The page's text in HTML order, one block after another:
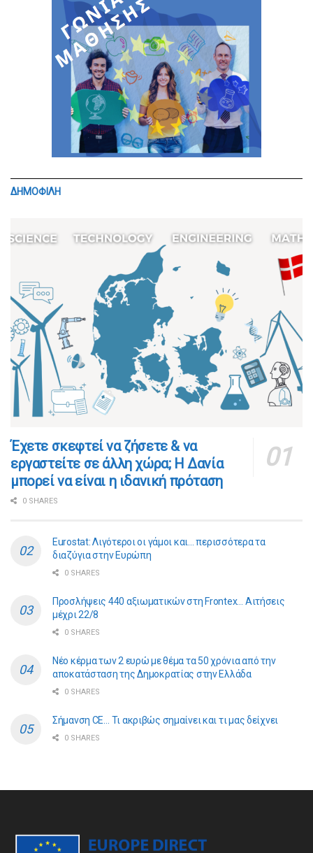
ΔΗΜΟΦΙΛΗ
​​Έχετε σκεφτεί να ζήσετε & να
εργαστείτε σε άλλη χώρα; Η Δανία
μπορεί να είναι η ιδανική πρόταση
0 SHARES
Eurostat: Λιγότεροι οι γάμοι και… περισσότερα τα
διαζύγια στην Ευρώπη
0 SHARES
Προσλήψεις 440 αξιωματικών στη Frontex… Αιτήσεις
μέχρι 22/8
0 SHARES
Νέο κέρμα των 2 ευρώ με θέμα τα 50 χρόνια από την
αποκατάσταση της Δημοκρατίας στην Ελλάδα
0 SHARES
Σήμανση CE… Τι ακριβώς σημαίνει και τι μας δείχνει
0 SHARES